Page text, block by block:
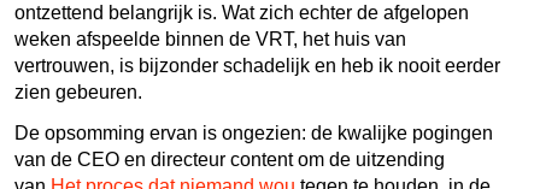
ontzettend belangrijk is. Wat zich echter de afgelopen
weken afspeelde binnen de VRT, het huis van
vertrouwen, is bijzonder schadelijk en heb ik nooit eerder
zien gebeuren.
De opsomming ervan is ongezien: de kwalijke pogingen
van de CEO en directeur content om de uitzending